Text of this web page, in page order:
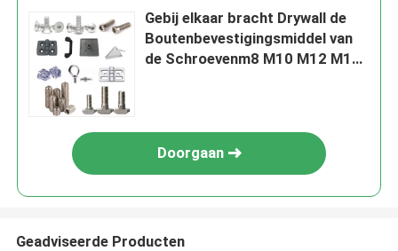
Gebij elkaar bracht Drywall de
Boutenbevestigingsmiddel van
de Schroevenm8 M10 M12 M16
Doorgaan
Geadviseerde Producten